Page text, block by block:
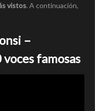
vistos. A continuación,
–
famosas